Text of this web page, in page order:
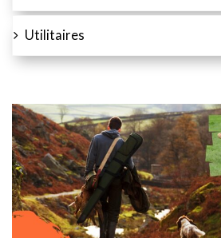
Utilitaires